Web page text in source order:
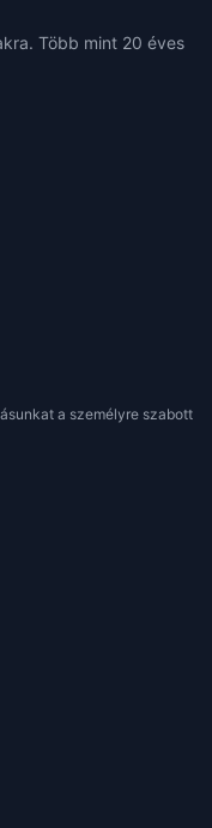
Több mint 20 éves
a személyre szabott